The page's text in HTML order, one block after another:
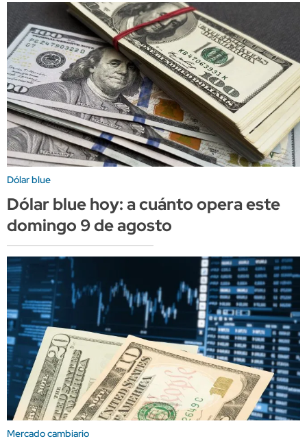
Dólar blue
Dólar blue hoy: a cuánto opera este
domingo 9 de agosto
Mercado cambiario